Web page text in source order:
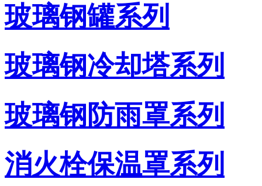
玻璃钢罐系列
玻璃钢冷却塔系列
玻璃钢防雨罩系列
消火栓保温罩系列